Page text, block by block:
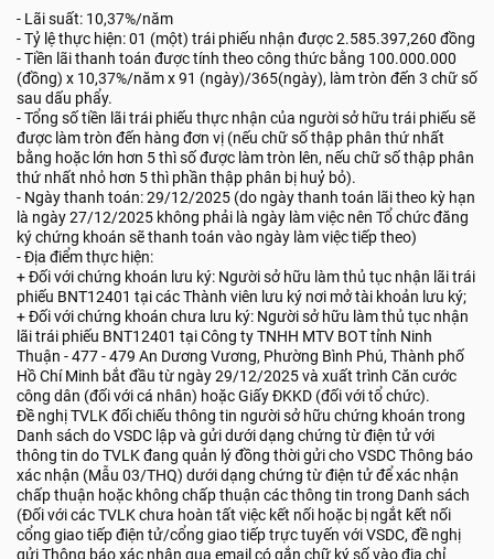
- Lãi suất: 10,37%/năm
- Tỷ lệ thực hiện: 01 (một) trái phiếu nhận được 2.585.397,260 đồng
- Tiền lãi thanh toán được tính theo công thức bằng 100.000.000
(đồng) x 10,37%/năm x 91 (ngày)/365(ngày), làm tròn đến 3 chữ số
sau dấu phẩy.
- Tổng số tiền lãi trái phiếu thực nhận của người sở hữu trái phiếu sẽ
được làm tròn đến hàng đơn vị (nếu chữ số thập phân thứ nhất
bằng hoặc lớn hơn 5 thì số được làm tròn lên, nếu chữ số thập phân
thứ nhất nhỏ hơn 5 thì phần thập phân bị huỷ bỏ).
- Ngày thanh toán: 29/12/2025 (do ngày thanh toán lãi theo kỳ hạn
là ngày 27/12/2025 không phải là ngày làm việc nên Tổ chức đăng
ký chứng khoán sẽ thanh toán vào ngày làm việc tiếp theo)
- Địa điểm thực hiện:
+ Đối với chứng khoán lưu ký: Người sở hữu làm thủ tục nhận lãi trái
phiếu BNT12401 tại các Thành viên lưu ký nơi mở tài khoản lưu ký;
+ Đối với chứng khoán chưa lưu ký: Người sở hữu làm thủ tục nhận
lãi trái phiếu BNT12401 tại Công ty TNHH MTV BOT tỉnh Ninh
Thuận - 477 - 479 An Dương Vương, Phường Bình Phú, Thành phố
Hồ Chí Minh bắt đầu từ ngày 29/12/2025 và xuất trình Căn cước
công dân (đối với cá nhân) hoặc Giấy ĐKKD (đối với tổ chức).
Đề nghị TVLK đối chiếu thông tin người sở hữu chứng khoán trong
Danh sách do VSDC lập và gửi dưới dạng chứng từ điện tử với
thông tin do TVLK đang quản lý đồng thời gửi cho VSDC Thông báo
xác nhận (Mẫu 03/THQ) dưới dạng chứng từ điện tử để xác nhận
chấp thuận hoặc không chấp thuận các thông tin trong Danh sách
(Đối với các TVLK chưa hoàn tất việc kết nối hoặc bị ngắt kết nối
cổng giao tiếp điện tử/cổng giao tiếp trực tuyến với VSDC, đề nghị
gửi Thông báo xác nhận qua email có gắn chữ ký số vào địa chỉ